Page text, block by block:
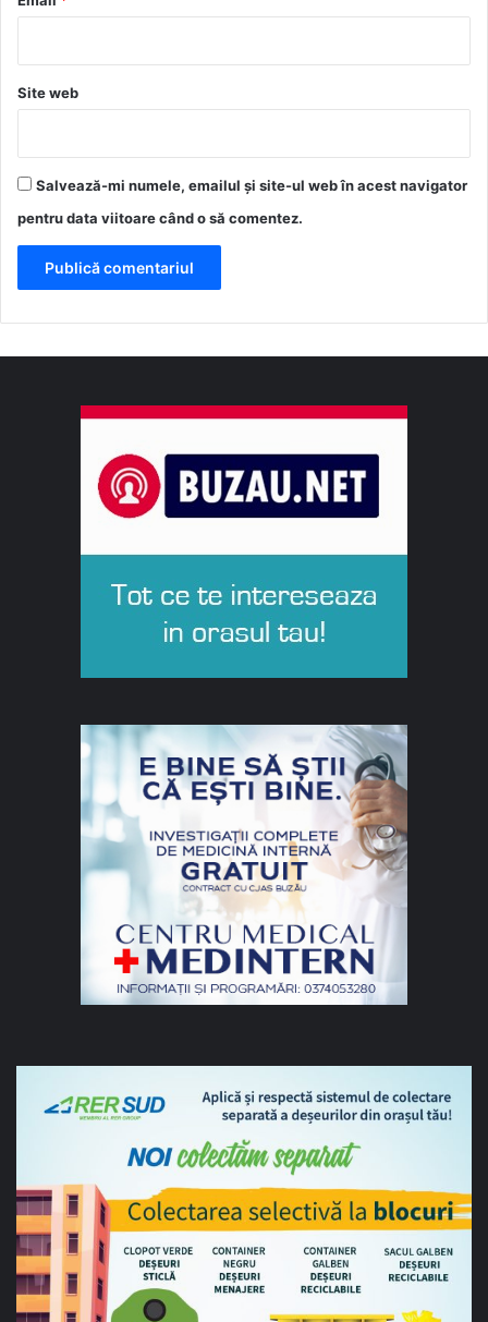
Site web
Salvează-mi numele, emailul și site-ul web în acest navigator
pentru data viitoare când o să comentez.